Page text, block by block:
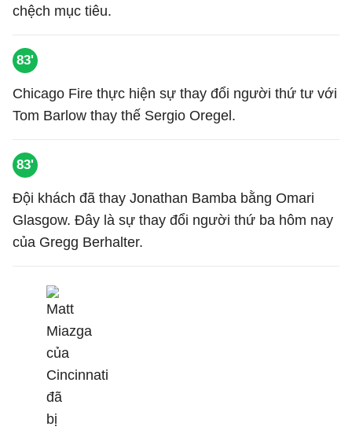
chệch mục tiêu.
83'
Chicago Fire thực hiện sự thay đổi người thứ tư với
Tom Barlow thay thế Sergio Oregel.
83'
Đội khách đã thay Jonathan Bamba bằng Omari
Glasgow. Đây là sự thay đổi người thứ ba hôm nay
của Gregg Berhalter.